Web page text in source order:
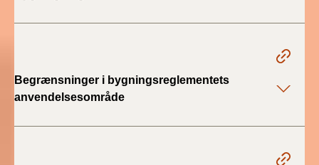
2019)
Begrænsninger i bygningsreglementets
anvendelsesområde